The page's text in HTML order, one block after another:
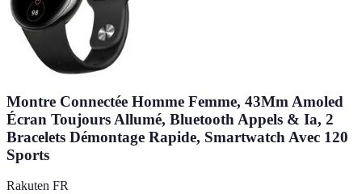
Montre Connectée Homme Femme, 43Mm Amoled
Écran Toujours Allumé, Bluetooth Appels & Ia, 2
Bracelets Démontage Rapide, Smartwatch Avec 120
Sports
Rakuten FR